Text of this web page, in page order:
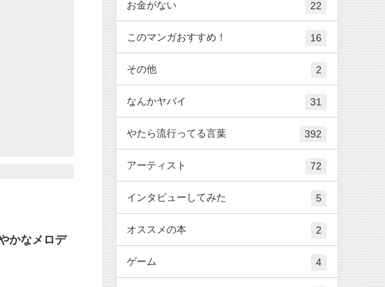
かなメロデ
お金がない 22
このマンガおすすめ！ 16
その他 2
なんかヤバイ 31
やたら流行ってる言葉 392
アーティスト 72
インタビューしてみた 5
オススメの本 2
ゲーム 4